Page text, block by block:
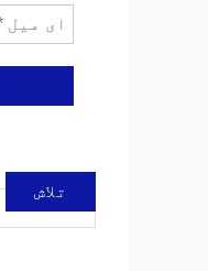
تلاش